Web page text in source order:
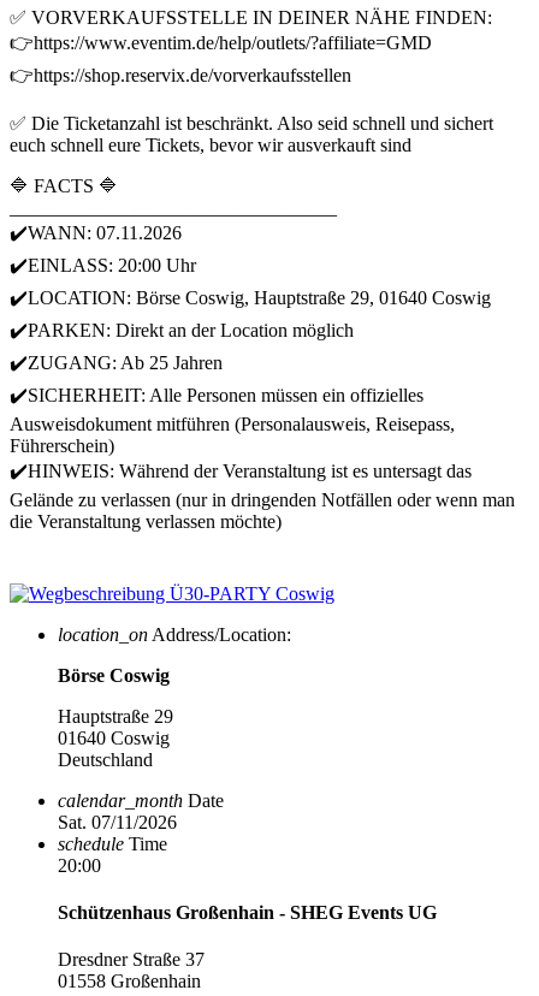
✅ VORVERKAUFSSTELLE IN DEINER NÄHE FINDEN:
👉https://www.eventim.de/help/outlets/?affiliate=GMD
👉https://shop.reservix.de/vorverkaufsstellen
✅ Die Ticketanzahl ist beschränkt. Also seid schnell und sichert
euch schnell eure Tickets, bevor wir ausverkauft sind
🔷 FACTS 🔷
✔️WANN: 07.11.2026
✔️EINLASS: 20:00 Uhr
✔️LOCATION: Börse Coswig, Hauptstraße 29, 01640 Coswig
✔️PARKEN: Direkt an der Location möglich
✔️ZUGANG: Ab 25 Jahren
✔️SICHERHEIT: Alle Personen müssen ein offizielles
Ausweisdokument mitführen (Personalausweis, Reisepass,
Führerschein)
✔️HINWEIS: Während der Veranstaltung ist es untersagt das
Gelände zu verlassen (nur in dringenden Notfällen oder wenn man
die Veranstaltung verlassen möchte)
location_on Address/Location:
Börse Coswig
Hauptstraße 29
01640 Coswig
Deutschland
calendar_month Date
Sat. 07/11/2026
schedule Time
20:00
Schützenhaus Großenhain - SHEG Events UG
Dresdner Straße 37
01558 Großenhain